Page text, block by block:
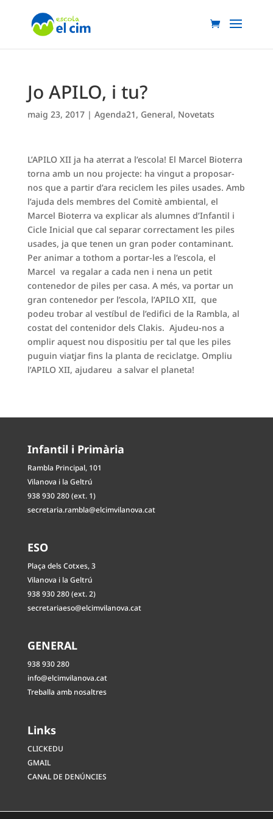
Jo APILO, i tu?
maig 23, 2017| Agenda21, General, Novetats
L’APILO XII ja ha aterrat a l’escola! El Marcel Bioterra
torna amb un nou projecte: ha vingut a proposar-
nos que a partir d’ara reciclem les piles usades. Amb
l’ajuda dels membres del Comitè ambiental, el
Marcel Bioterra va explicar als alumnes d’Infantil i
Cicle Inicial que cal separar correctament les piles
usades, ja que tenen un gran poder contaminant.
Per animar a tothom a portar-les a l’escola, el
Marcel va regalar a cada nen i nena un petit
contenedor de piles per casa. A més, va portar un
gran contenedor per l’escola, l’APILO XII, que
podeu trobar al vestíbul de l’edifici de la Rambla, al
costat del contenidor dels Clakis. Ajudeu-nos a
omplir aquest nou dispositiu per tal que les piles
puguin viatjar fins la planta de reciclatge. Ompliu
l’APILO XII, ajudareu a salvar el planeta!
Infantil i Primària
Rambla Principal, 101
Vilanova i la Geltrú
938 930 280 (ext. 1)
secretaria.rambla@elcimvilanova.cat
ESO
Plaça dels Cotxes, 3
Vilanova i la Geltrú
938 930 280 (ext. 2)
secretariaeso@elcimvilanova.cat
GENERAL
938 930 280
info@elcimvilanova.cat
Treballa amb nosaltres
Links
CLICKEDU
GMAIL
CANAL DE DENÚNCIES